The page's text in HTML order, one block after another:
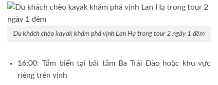
Du khách chèo kayak khám phá vịnh Lan Hạ trong tour 2 ngày 1 đêm
16:00: Tắm biển tại bãi tắm Ba Trái Đào hoặc khu vực
riêng trên vịnh